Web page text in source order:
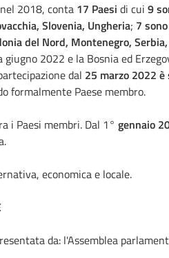
2018, conta 17 Paesi di cui 9
Slovenia, Ungheria; 7
del Nord, Montenegro,
2022 e la Bosnia ed
dal 25 marzo 2022 è
formalmente Paese membro.
i Paesi membri. Dal 1° gennaio
economica e locale.
da: l'Assemblea